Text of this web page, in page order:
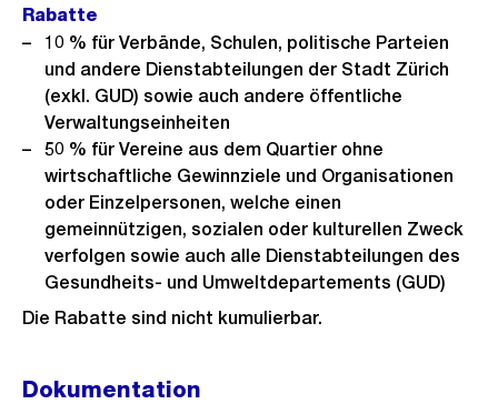
Rabatte
10 % für Verbände, Schulen, politische Parteien
und andere Dienstabteilungen der Stadt Zürich
(exkl. GUD) sowie auch andere öffentliche
Verwaltungseinheiten
50 % für Vereine aus dem Quartier ohne
wirtschaftliche Gewinnziele und Organisationen
oder Einzelpersonen, welche einen
gemeinnützigen, sozialen oder kulturellen Zweck
verfolgen sowie auch alle Dienstabteilungen des
Gesundheits- und Umweltdepartements (GUD)
Die Rabatte sind nicht kumulierbar.
Dokumentation